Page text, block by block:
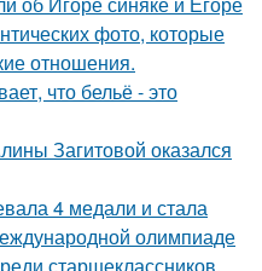
фото, которые
отношения.
что бельё - это
Загитовой оказался
4 медали и стала
олимпиаде
старшеклассников.